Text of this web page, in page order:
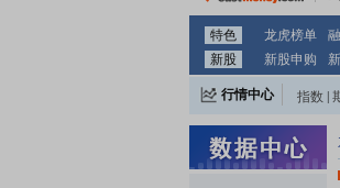
特色 龙虎榜单
新股
新股申购
行情中心 指数